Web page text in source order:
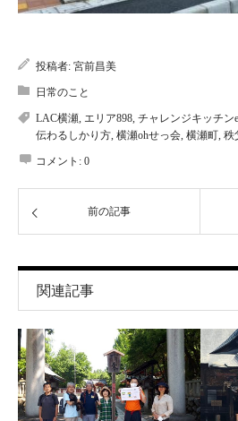
投稿者: 宮前昌美
日常のこと
LAC横瀬, エリア898, チャレンジキッチン
伝わるしかり方, 横瀬ohせっ会, 横瀬町, 秩
コメント: 0
前の記事
関連記事